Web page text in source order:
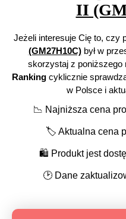
II
Jeżeli interesuje Cię to, czy
(GM27H10C)był w
skorzystaj z poniższego
Ranking cyklicznie
w Polsce i
📉 Najniższa cena
🏷️ Aktualna cena
🛍️ Produkt jest
🕑 Dane